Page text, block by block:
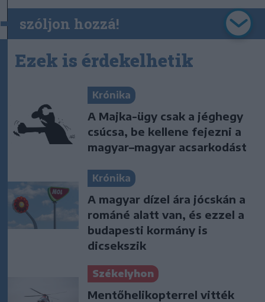
szóljon hozzá!
Ezek is érdekelhetik
Krónika
A Majka-ügy csak a jéghegy
csúcsa, be kellene fejezni a
magyar–magyar acsarkodást
Krónika
A magyar dízel ára jócskán a
románé alatt van, és ezzel a
budapesti kormány is
dicsekszik
Székelyhon
Mentőhelikopterrel vitték